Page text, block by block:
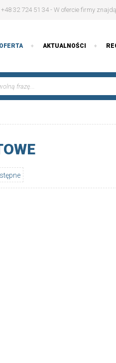
32 724 51 34 - W ofercie firmy
OFERTA AKTUALNOŚCI